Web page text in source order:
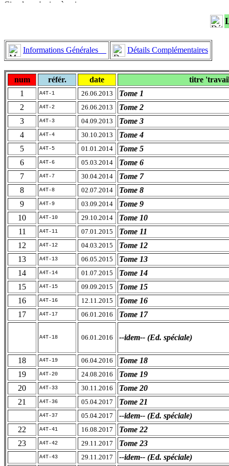
Informations Générales Détails Complémentaires
num référ. date
titre
1
A4T-1 26.06.2013
Tome 1
2
A4T-2 26.06.2013
Tome 2
3
A4T-3 04.09.2013
Tome 3
4
A4T-4 30.10.2013
Tome 4
5
A4T-5 01.01.2014
Tome 5
6
A4T-6 05.03.2014
Tome 6
7
A4T-7 30.04.2014
Tome 7
8
A4T-8 02.07.2014
Tome 8
9
A4T-9 03.09.2014
Tome 9
10
A4T-10 29.10.2014
Tome 10
11
A4T-11 07.01.2015
Tome 11
12
A4T-12 04.03.2015
Tome 12
13
A4T-13 06.05.2015
Tome 13
14
A4T-14 01.07.2015
Tome 14
15
A4T-15 09.09.2015
Tome 15
16
A4T-16 12.11.2015
Tome 16
17
A4T-17 06.01.2016 Tome 17
A4T-18 06.01.2016 --idem-- (Ed. spéciale)
18 A4T-19 06.04.2016
Tome 18
19
A4T-20 24.08.2016
Tome 19
20
A4T-33 30.11.2016
Tome 20
21
A4T-36 05.04.2017 Tome 21
A4T-37 05.04.2017
--idem-- (Ed. spéciale)
22
A4T-41 16.08.2017
Tome 22
23
A4T-42 29.11.2017 Tome 23
A4T-43 29.11.2017
--idem-- (Ed. spéciale)